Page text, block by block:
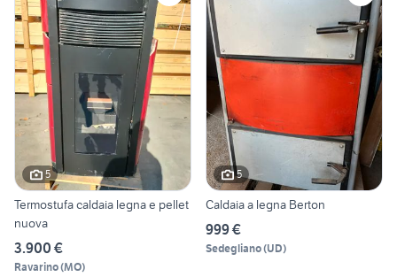
5
Termostufa caldaia legna e pellet
nuova
3.900 €
Ravarino(MO)
5
Caldaia a legna Berton
999 €
Sedegliano(UD)